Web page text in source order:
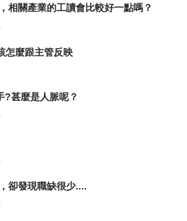
相關產業的工讀會比較好一點嗎？
怎麼跟主管反映
?甚麼是人脈呢？
卻發現職缺很少....